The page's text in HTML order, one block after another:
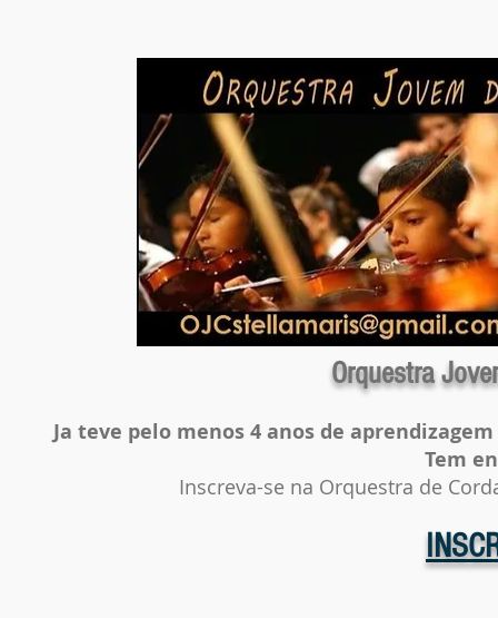
Orquestra
Ja teve pelo menos 4 anos de
Tem
Inscreva-se na Orquestra de